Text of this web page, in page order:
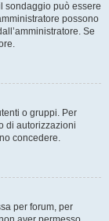
sondaggio può essere
possono
Se
o gruppi. Per
di autorizzazioni
concedere.
per forum, per